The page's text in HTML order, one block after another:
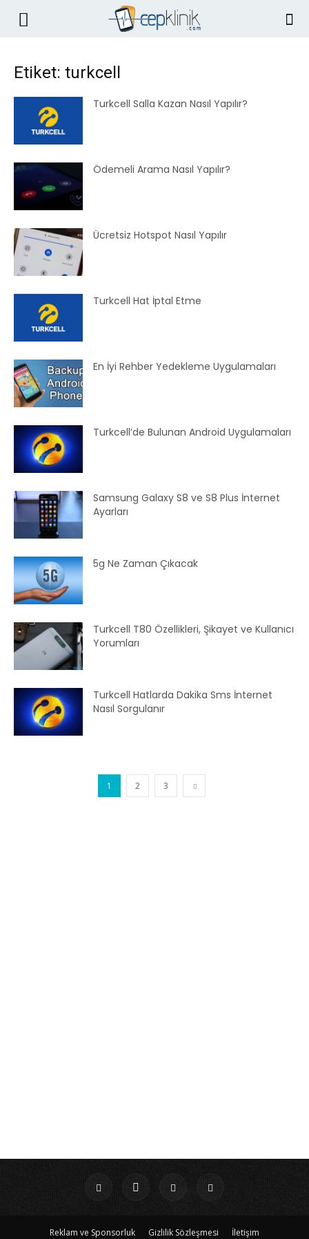
Etiket: turkcell
Turkcell Salla Kazan Nasıl Yapılır?
Ödemeli Arama Nasıl Yapılır?
Ücretsiz Hotspot Nasıl Yapılır
Turkcell Hat İptal Etme
En İyi Rehber Yedekleme Uygulamaları
Turkcell’de Bulunan Android Uygulamaları
Samsung Galaxy S8 ve S8 Plus İnternet
Ayarları
5g Ne Zaman Çıkacak
Turkcell T80 Özellikleri, Şikayet ve Kullanıcı
Yorumları
Turkcell Hatlarda Dakika Sms İnternet
Nasıl Sorgulanır
1 2 3
Reklam ve Sponsorluk Gizlilik Sözleşmesi İletişim